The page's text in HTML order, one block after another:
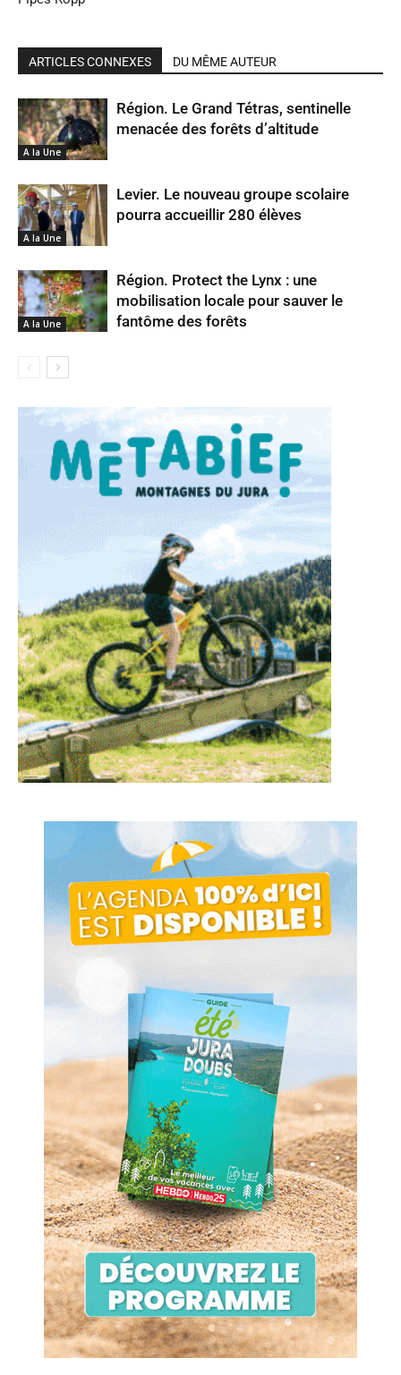
ARTICLES CONNEXES DU MÊME AUTEUR
A la Une
Région. Le Grand Tétras, sentinelle
menacée des forêts d’altitude
A la Une
Levier. Le nouveau groupe scolaire
pourra accueillir 280 élèves
A la Une
Région. Protect the Lynx : une
mobilisation locale pour sauver le
fantôme des forêts